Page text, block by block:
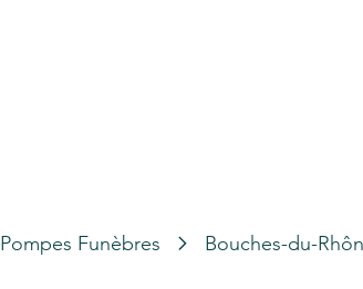
Pompes Funèbres Bouches-du-